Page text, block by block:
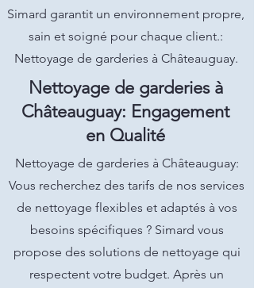
Simard garantit un environnement propre,
sain et soigné pour chaque client.:
Nettoyage de garderies à Châteauguay.
Nettoyage de garderies à
Châteauguay: Engagement
en Qualité
Nettoyage de garderies à Châteauguay:
Vous recherchez des tarifs de nos services
de nettoyage flexibles et adaptés à vos
besoins spécifiques ? Simard vous
propose des solutions de nettoyage qui
respectent votre budget. Après un